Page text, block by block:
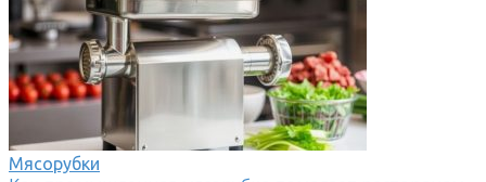
Мясорубки